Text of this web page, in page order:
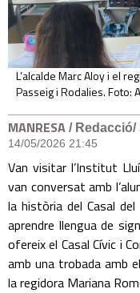
L’alcalde Marc Aloy i el
Passeig i Rodalies. Foto:
MANRESA / Redacció/
14/05/2026 21:45
Van visitar l’Institut
van conversat amb
la història del Casal
aprendre llengua de
ofereix el Casal Cívic i
amb una trobada amb
la regidora Mariana